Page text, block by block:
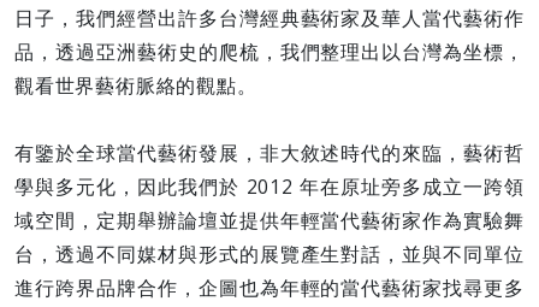
日子，我們經營出許多台灣經典藝術家及華人當代藝術作
品，透過亞洲藝術史的爬梳，我們整理出以台灣為坐標，
觀看世界藝術脈絡的觀點。
有鑒於全球當代藝術發展，非大敘述時代的來臨，藝術哲
學與多元化，因此我們於 2012 年在原址旁多成立一跨領
域空間，定期舉辦論壇並提供年輕當代藝術家作為實驗舞
台，透過不同媒材與形式的展覽產生對話，並與不同單位
進行跨界品牌合作，企圖也為年輕的當代藝術家找尋更多